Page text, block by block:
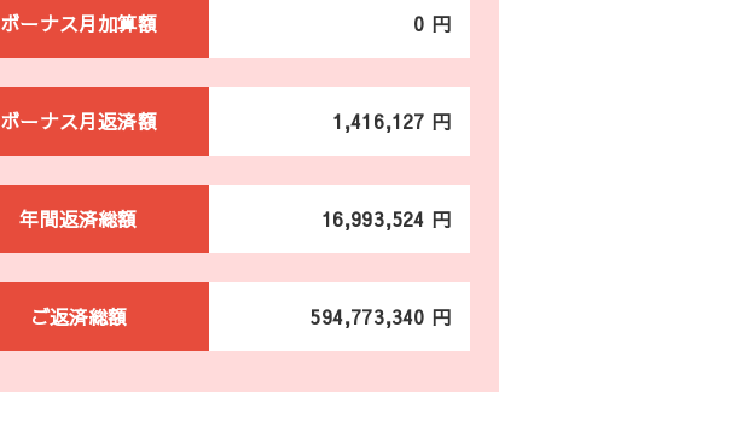
ボーナス月加算額 0 円
ボーナス月返済額 1,416,127 円
年間返済総額 16,993,524 円
ご返済総額 594,773,340 円